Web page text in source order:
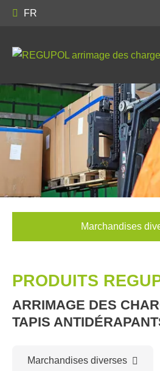
FR
Marchandises
PRODUITS
ARRIMAGE DES
TAPIS
Marchandises diverses